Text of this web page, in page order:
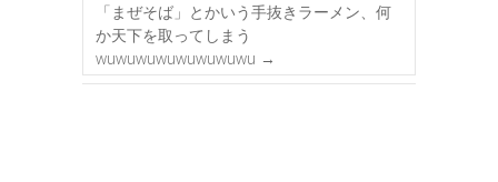
「まぜそば」とかいう手抜きラーメン、何
か天下を取ってしまう
wuwuwuwuwuwuwuwu →